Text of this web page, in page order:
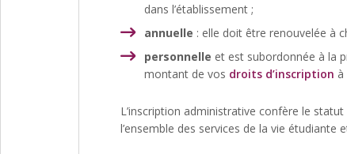
dans l’établissement ;
annuelle : elle doit être renouvelée à
personnelle et est subordonnée à la
montant de vos droits d’inscription à
L’inscription administrative confère le
l’ensemble des services de la vie étudiante